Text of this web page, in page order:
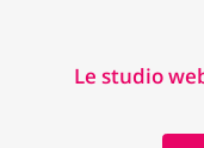
Le studio